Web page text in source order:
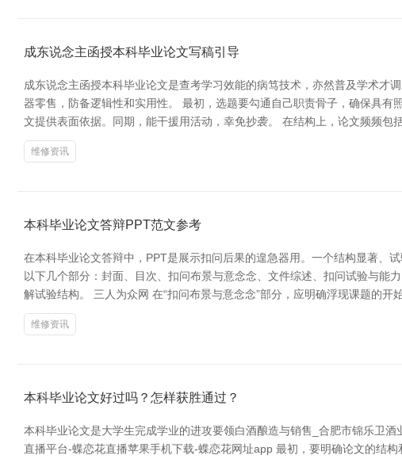
成东说念主函授本科毕业论文写稿引导
成东说念主函授本科毕业论文是查考学习效能的病笃技术，亦然普及学术才
器零售，防备逻辑性和实用性。 最初，选题要勾通自己职责骨子，确保具
文提供表面依据。同期，能干援用活动，幸免抄袭。 在结构上，论文频频
维修资讯
本科毕业论文答辩PPT范文参考
在本科毕业论文答辩中，PPT是展示扣问后果的遑急器用。一个结构显著、
以下几个部分：封面、目次、扣问布景与意念念、文件综述、扣问试验与能
解试验结构。 三人为众网 在“扣问布景与意念念”部分，应明确浮现课题的
维修资讯
本科毕业论文好过吗？怎样获胜通过？
本科毕业论文是大学生完成学业的进攻要领白酒酿造与销售_合肥市锦乐卫
直播平台-蝶恋花直播苹果手机下载-蝶恋花网址app 最初，要明确论文的结